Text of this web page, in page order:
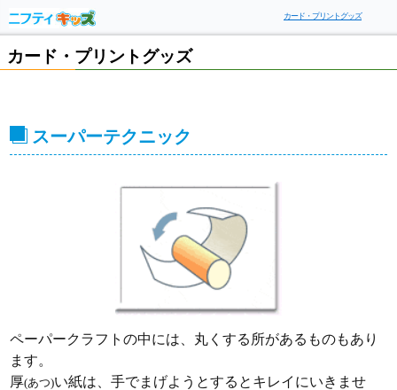
カード・プリントグッズ
カード・プリントグッズ
スーパーテクニック
ペーパークラフトの中には、丸くする所があるものもあり
ます。
厚(あつ)い紙は、手でまげようとするとキレイにいきませ